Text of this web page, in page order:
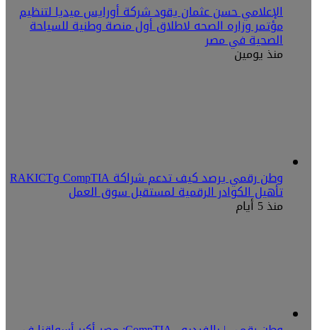
الإعلامي حسن عثمان يقود شركة أورايس ميديا لتنظيم
مؤتمر وزاره الصحه لاطلاق أول منصة وطنية للسياحة
الصحية في مصر
منذ يومين
وطن رقمي يرصد كيف تدعم شراكة CompTIA وRAKICT
تأهيل الكوادر الرقمية لمستقبل سوق العمل
منذ 5 أيام